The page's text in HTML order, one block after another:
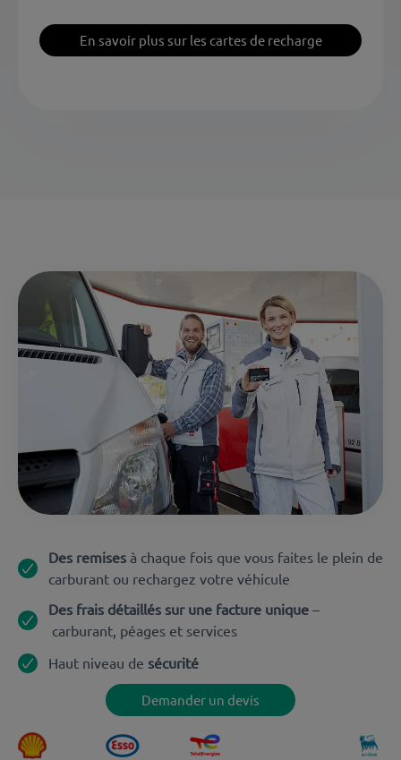
En savoir plus sur les cartes de recharge
Des remises à chaque fois que vous faites le plein de
carburant ou rechargez votre véhicule
Des frais détaillés sur une facture unique –
carburant, péages et services
Haut niveau de sécurité
Demander un devis